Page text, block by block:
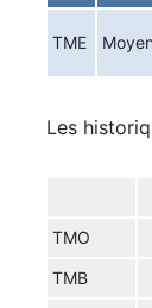
TME
Les
TMO
TMB